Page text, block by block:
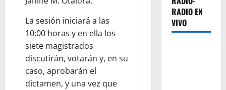
La sesión iniciará a las
10:00 horas y en ella los
siete magistrados
discutirán, votarán y, en su
caso, aprobarán el
dictamen, y una vez que
RADIO EN
VIVO